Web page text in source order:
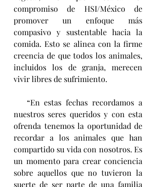
compromiso de HSI/México de
promover un enfoque más
compasivo y sustentable hacia la
comida. Esto se alinea con la firme
creencia de que todos los animales,
incluidos los de granja, merecen
vivir libres de sufrimiento.
nuestros seres queridos y con esta
ofrenda tenemos la oportunidad de
recordar a los animales que han
compartido su vida con nosotros. Es
un momento para crear conciencia
sobre aquellos que no tuvieron la
suerte de ser parte de una familia